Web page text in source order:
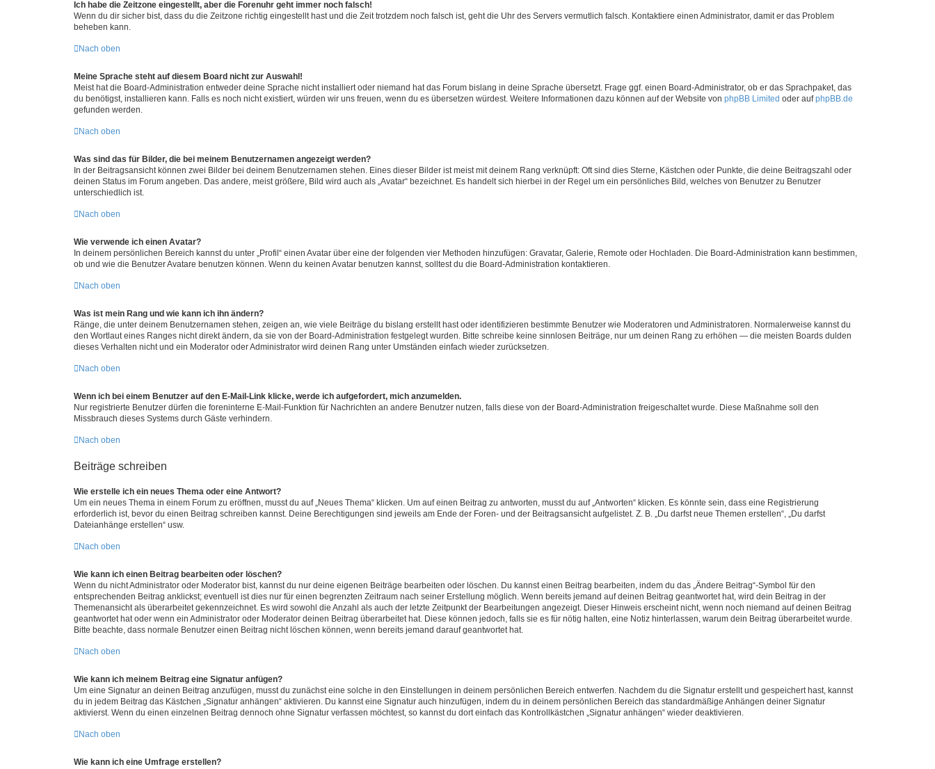
Ich habe die Zeitzone eingestellt, aber die Forenuhr geht immer noch falsch!
Wenn du dir sicher bist, dass du die Zeitzone richtig eingestellt hast und die Zeit trotzdem noch falsch ist, geht die Uhr des Servers vermutlich falsch. Kontaktiere einen Administrator, damit er das Problem
beheben kann.
Nach oben
Meine Sprache steht auf diesem Board nicht zur Auswahl!
Meist hat die Board-Administration entweder deine Sprache nicht installiert oder niemand hat das Forum bislang in deine Sprache übersetzt. Frage ggf. einen Board-Administrator, ob er das Sprachpaket, das
du benötigst, installieren kann. Falls es noch nicht existiert, würden wir uns freuen, wenn du es übersetzen würdest. Weitere Informationen dazu können auf der Website von phpBB Limited oder aufphpBB.de
gefunden werden.
Nach oben
Was sind das für Bilder, die bei meinem Benutzernamen angezeigt werden?
In der Beitragsansicht können zwei Bilder bei deinem Benutzernamen stehen. Eines dieser Bilder ist meist mit deinem Rang verknüpft: Oft sind dies Sterne, Kästchen oder Punkte, die deine Beitragszahl oder
deinen Status im Forum angeben. Das andere, meist größere, Bild wird auch als „Avatar“ bezeichnet. Es handelt sich hierbei in der Regel um ein persönliches Bild, welches von Benutzer zu Benutzer
unterschiedlich ist.
Nach oben
Wie verwende ich einen Avatar?
In deinem persönlichen Bereich kannst du unter „Profil“ einen Avatar über eine der folgenden vier Methoden hinzufügen: Gravatar, Galerie, Remote oder Hochladen. Die Board-Administration kann bestimmen,
ob und wie die Benutzer Avatare benutzen können. Wenn du keinen Avatar benutzen kannst, solltest du die Board-Administration kontaktieren.
Nach oben
Was ist mein Rang und wie kann ich ihn ändern?
Ränge, die unter deinem Benutzernamen stehen, zeigen an, wie viele Beiträge du bislang erstellt hast oder identifizieren bestimmte Benutzer wie Moderatoren und Administratoren. Normalerweise kannst du
den Wortlaut eines Ranges nicht direkt ändern, da sie von der Board-Administration festgelegt wurden. Bitte schreibe keine sinnlosen Beiträge, nur um deinen Rang zu erhöhen — die meisten Boards dulden
dieses Verhalten nicht und ein Moderator oder Administrator wird deinen Rang unter Umständen einfach wieder zurücksetzen.
Nach oben
Wenn ich bei einem Benutzer auf den E-Mail-Link klicke, werde ich aufgefordert, mich anzumelden.
Nur registrierte Benutzer dürfen die foreninterne E-Mail-Funktion für Nachrichten an andere Benutzer nutzen, falls diese von der Board-Administration freigeschaltet wurde. Diese Maßnahme soll den
Missbrauch dieses Systems durch Gäste verhindern.
Nach oben
Beiträge schreiben
Wie erstelle ich ein neues Thema oder eine Antwort?
Um ein neues Thema in einem Forum zu eröffnen, musst du auf „Neues Thema“ klicken. Um auf einen Beitrag zu antworten, musst du auf „Antworten“ klicken. Es könnte sein, dass eine Registrierung
erforderlich ist, bevor du einen Beitrag schreiben kannst. Deine Berechtigungen sind jeweils am Ende der Foren- und der Beitragsansicht aufgelistet. Z. B. „Du darfst neue Themen erstellen“, „Du darfst
Dateianhänge erstellen“ usw.
Nach oben
Wie kann ich einen Beitrag bearbeiten oder löschen?
Wenn du nicht Administrator oder Moderator bist, kannst du nur deine eigenen Beiträge bearbeiten oder löschen. Du kannst einen Beitrag bearbeiten, indem du das „Ändere Beitrag“-Symbol für den
entsprechenden Beitrag anklickst; eventuell ist dies nur für einen begrenzten Zeitraum nach seiner Erstellung möglich. Wenn bereits jemand auf deinen Beitrag geantwortet hat, wird dein Beitrag in der
Themenansicht als überarbeitet gekennzeichnet. Es wird sowohl die Anzahl als auch der letzte Zeitpunkt der Bearbeitungen angezeigt. Dieser Hinweis erscheint nicht, wenn noch niemand auf deinen Beitrag
geantwortet hat oder wenn ein Administrator oder Moderator deinen Beitrag überarbeitet hat. Diese können jedoch, falls sie es für nötig halten, eine Notiz hinterlassen, warum dein Beitrag überarbeitet wurde.
Bitte beachte, dass normale Benutzer einen Beitrag nicht löschen können, wenn bereits jemand darauf geantwortet hat.
Nach oben
Wie kann ich meinem Beitrag eine Signatur anfügen?
Um eine Signatur an deinen Beitrag anzufügen, musst du zunächst eine solche in den Einstellungen in deinem persönlichen Bereich entwerfen. Nachdem du die Signatur erstellt und gespeichert hast, kannst
du in jedem Beitrag das Kästchen „Signatur anhängen“ aktivieren. Du kannst eine Signatur auch hinzufügen, indem du in deinem persönlichen Bereich das standardmäßige Anhängen deiner Signatur
aktivierst. Wenn du einen einzelnen Beitrag dennoch ohne Signatur verfassen möchtest, so kannst du dort einfach das Kontrollkästchen „Signatur anhängen“ wieder deaktivieren.
Nach oben
Wie kann ich eine Umfrage erstellen?